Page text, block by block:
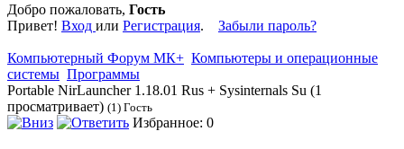
Добро пожаловать, Гость
Привет! Вход или Регистрация. Забыли пароль?
Компьютерный Форум МК+ Компьютеры и операционные
системы Программы
Portable NirLauncher 1.18.01 Rus + Sysinternals Su (1
просматривает) (1) Гость
Избранное: 0